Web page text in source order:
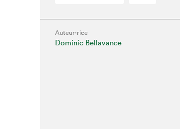
Auteur·rice
Dominic Bellavance